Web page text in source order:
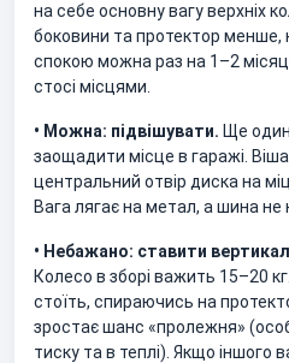
на себе основну вагу верхніх
боковини та протектор менше,
спокою можна раз на 1–2
стосі місцями.
• Можна: підвішувати. Ще
заощадити місце в гаражі.
центральний отвір диска на
Вага лягає на метал, а шина не
• Небажано: ставити
Колесо в зборі важить 15–20
стоїть, спираючись на
зростає шанс «пролежня»
тиску та в теплі). Якщо іншого